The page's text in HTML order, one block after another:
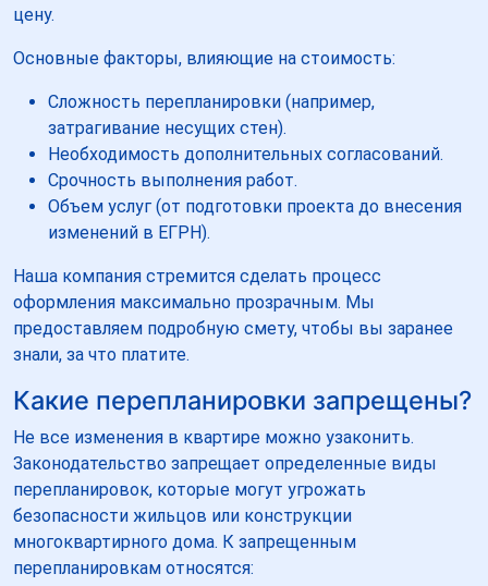
цену.
Основные факторы, влияющие на стоимость:
Сложность перепланировки (например,
затрагивание несущих стен).
Необходимость дополнительных согласований.
Срочность выполнения работ.
Объем услуг (от подготовки проекта до внесения
изменений в ЕГРН).
Наша компания стремится сделать процесс
оформления максимально прозрачным. Мы
предоставляем подробную смету, чтобы вы заранее
знали, за что платите.
Какие перепланировки запрещены?
Не все изменения в квартире можно узаконить.
Законодательство запрещает определенные виды
перепланировок, которые могут угрожать
безопасности жильцов или конструкции
многоквартирного дома. К запрещенным
перепланировкам относятся: